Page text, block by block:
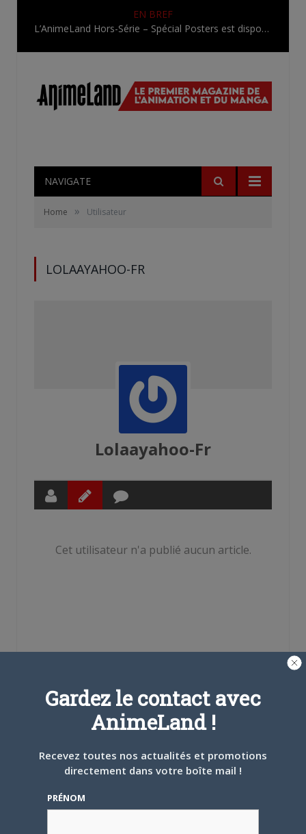
EN BREF
L’AnimeLand Hors-Série – Spécial Posters est disponible !
NAVIGATE
Home » Utilisateur
LOLAAYAHOO-FR
Lolaayahoo-Fr
Cet utilisateur n'a publié aucun article.
Se souvenir de moi
Créer un
compte
Gardez le contact avec
AnimeLand !
Recevez toutes nos actualités et promotions
directement dans votre boîte mail !
PRÉNOM